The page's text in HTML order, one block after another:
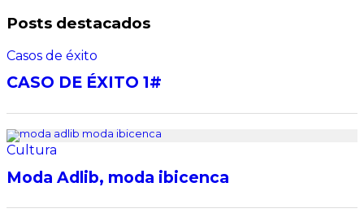
Posts destacados
Casos de éxito
CASO DE ÉXITO 1#
Cultura
Moda Adlib, moda ibicenca